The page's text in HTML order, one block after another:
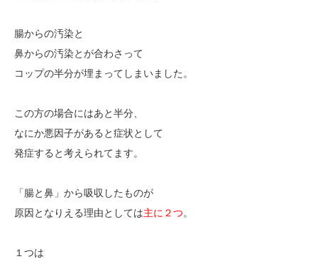
腸からの汚染と
鼻からの汚染とが合わさって
コップの半分が埋まってしまいました。
この方の場合にはあと半分、
なにか悪因子があると症状として
発症すると考えられてます。
「腸と鼻」から吸収したものが
原因となりえる理由としては主に２つ。
１つは